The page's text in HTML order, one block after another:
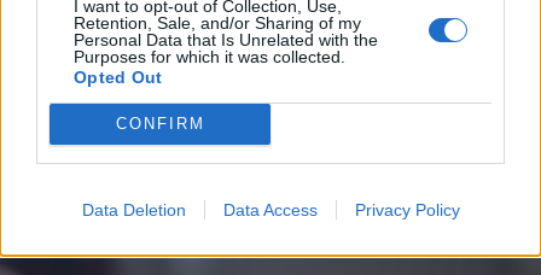
I want to opt-out of Collection, Use,
Retention, Sale, and/or Sharing of my
Personal Data that Is Unrelated with the
Purposes for which it was collected.
Opted Out
CONFIRM
Data Deletion Data Access Privacy Policy
képest kevesebb áramot
fogyasztani a hónap eleje óta